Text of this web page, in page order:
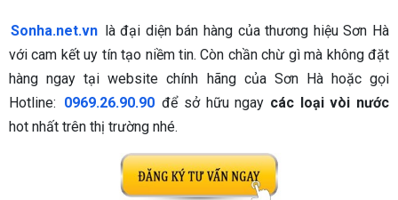
Sonha.net.vn
là đại diện bán hàng của thương hiệu Sơn Hà
với cam kết uy tín tạo niềm tin. Còn chần chừ gì mà không đặt
hàng ngay tại website chính hãng của Sơn Hà hoặc gọi
Hotline: 0969.26.90.90 để sở hữu ngay các loại vòi nước
hot nhất trên thị trường nhé.